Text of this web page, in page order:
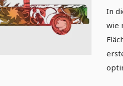
In
wie